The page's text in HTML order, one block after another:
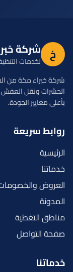
خ شركة
لخدمات
شركة خبراء مكة من
الحشرات ونقل العفش
بأعلى معايير الجودة.
روابط سريعة
الرئيسية
خدماتنا
العروض والخصومات
المدونة
مناطق التغطية
صفحة التواصل
خدماتنا